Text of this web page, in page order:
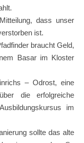
dass unser
ist.
braucht Geld,
Basar im Kloster
– Odrost, eine
die erfolgreiche
im
sollte das alte